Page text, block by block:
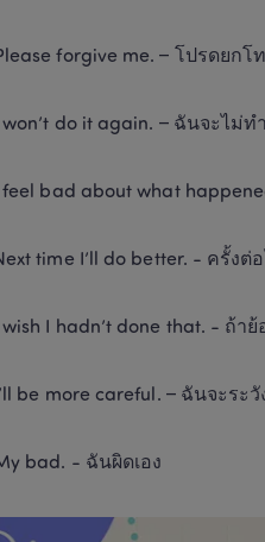
forgive me. – โปรดยก
won’t do it again. – ฉันจะไม่ท
feel bad about what
time I’ll do better. - ครั้ง
wish I hadn’t done that. - ถ้า
be more careful. – ฉันจะระ